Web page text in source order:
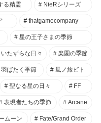
る精霊 NieRシリーズ
thatgamecompany
星の王子さまの季節
いたずらな日々 楽園の季節
羽ばたく季節 風ノ旅ビト
聖なる星の日々 FF
表現者たちの季節 Arcane
ムーン Fate/Grand Order